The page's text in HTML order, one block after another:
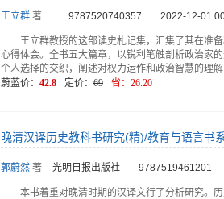
王立群 著 9787520740357 2022-12-01
王立群教授的这部读史札记集，汇集了其在准
心得体会。全书五大篇章，以锐利笔触剖析政治家
个人选择的交织，阐述对权力运作和政治智慧的理
蔚蓝价： 42.8 定价： 69 省： 26.20
晚清汉译历史教科书研究(精)/教育与语言书
郭蔚然 著 光明日报出版社 9787519461201
本书着重对晚清时期的汉译文行了分析研究。